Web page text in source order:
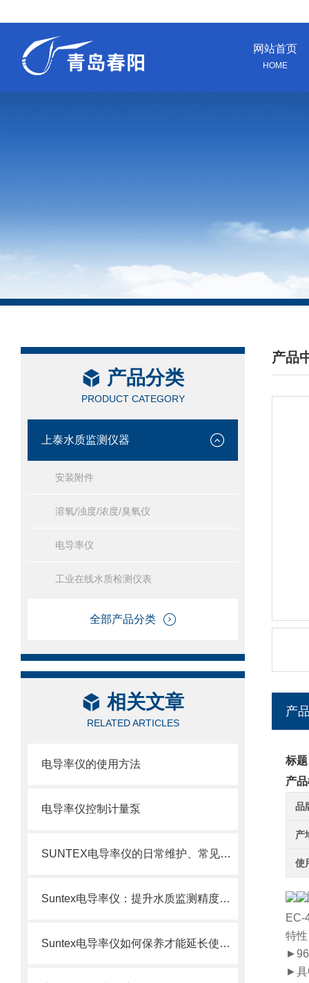
网站首页
HOME
产品分类
PRODUCT CATEGORY
上泰水质监测仪器
安装附件
溶氧/浊度/浓度/臭氧仪
电导率仪
工业在线水质检测仪表
全部产品分类
相关文章
RELATED ARTICLES
电导率仪的使用方法
电导率仪控制计量泵
SUNTEX电导率仪的日常维护、常见故障排查与传感器保养
Suntex电导率仪：提升水质监测精度与效率的关键
Suntex电导率仪如何保养才能延长使用寿命？
产品
/
产
标
产
品
产
使
EC-
特性
►具